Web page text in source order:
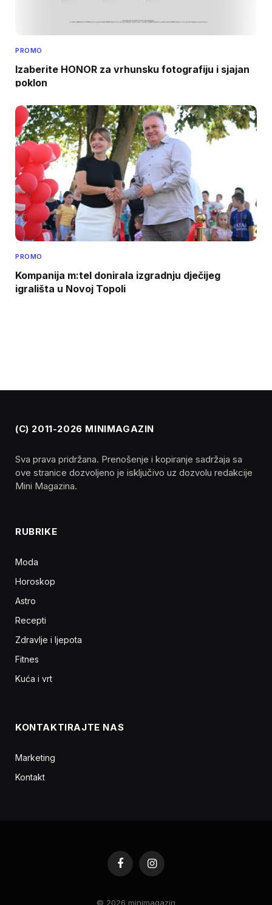
PROMO
Izaberite HONOR za vrhunsku fotografiju i sjajan
poklon
PROMO
Kompanija m:tel donirala izgradnju dječijeg
igrališta u Novoj Topoli
(C) 2011-2026 MINIMAGAZIN
Sva prava pridržana. Prenošenje i kopiranje sadržaja sa
ove stranice dozvoljeno je isključivo uz dozvolu redakcije
Mini Magazina.
RUBRIKE
Moda
Horoskop
Astro
Recepti
Zdravlje i ljepota
Fitnes
Kuća i vrt
KONTAKTIRAJTE NAS
Marketing
Kontakt
FacebookInstagram
© 2026 minimagazin